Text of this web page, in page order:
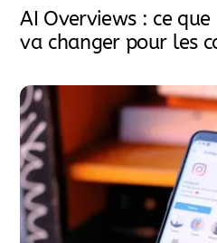
AI Overviews : ce
va changer pour les